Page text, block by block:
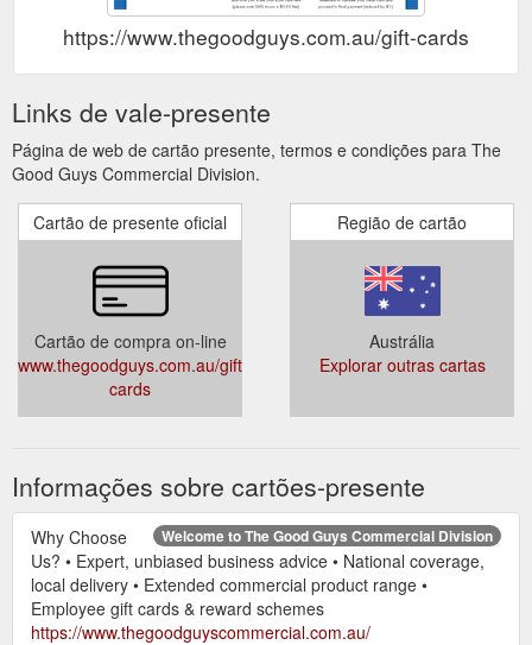
https://www.thegoodguys.com.au/gift-cards
Links de vale-presente
Página de web de cartão presente, termos e condições para The
Good Guys Commercial Division.
Cartão de presente oficial
Cartão de compra on-line
www.thegoodguys.com.au/gift-
cards
Região de cartão
Austrália
Explorar outras cartas
Informações sobre cartões-presente
Welcome to The Good Guys Commercial Division
Why Choose
Us? • Expert, unbiased business advice • National coverage,
local delivery • Extended commercial product range •
Employee gift cards & reward schemes
https://www.thegoodguyscommercial.com.au/